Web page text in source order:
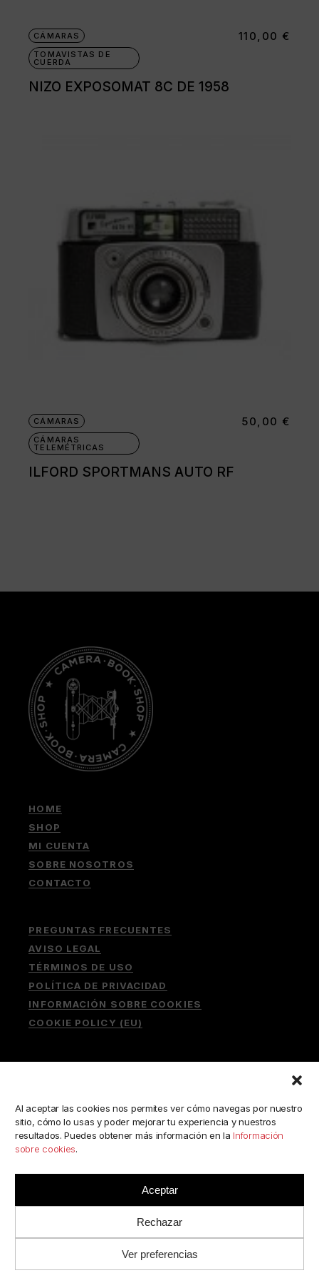
Al aceptar las cookies nos permites ver cómo navegas por nuestro
sitio, cómo lo usas y poder mejorar tu experiencia y nuestros
resultados. Puedes obtener más información en la Información
sobre cookies.
Aceptar
Rechazar
Ver preferencias
CÁMARAS
TOMAVISTAS DE
CUERDA
NIZO EXPOSOMAT 8C DE 1958
110,00 €
CÁMARAS
CÁMARAS
TELEMÉTRICAS
ILFORD SPORTMANS AUTO RF
50,00 €
HOME
SHOP
MI CUENTA
SOBRE NOSOTROS
CONTACTO
PREGUNTAS FRECUENTES
AVISO LEGAL
TÉRMINOS DE USO
POLÍTICA DE PRIVACIDAD
INFORMACIÓN SOBRE COOKIES
COOKIE POLICY (EU)
Buscar:
//CAMERABOOKSHOP
DERECHOS RESERVADOS.
.